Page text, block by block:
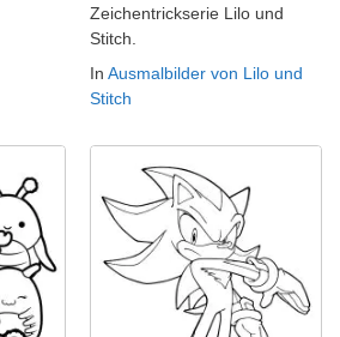
Zeichentrickserie Lilo und
Stitch.
In Ausmalbilder von Lilo und
Stitch